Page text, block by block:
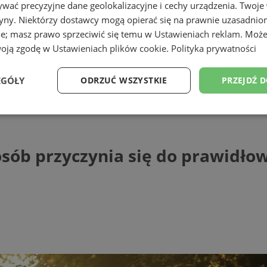
się do prawidłowego
przyczynia się do
precyzyjne dane geolokalizacyjne i cechy urządzenia.
Niektórzy dostawcy mogą opierać się na prawnie
masz prawo sprzeciwić się temu w Ustawieniach reklam.
zgodę w Ustawieniach plików cookie. Polityka prywatności
PRZEJDŹ
ODRZUĆ WSZYSTKIE
Wydajność Targetowanie Funkcjonalność
Domena
Opis